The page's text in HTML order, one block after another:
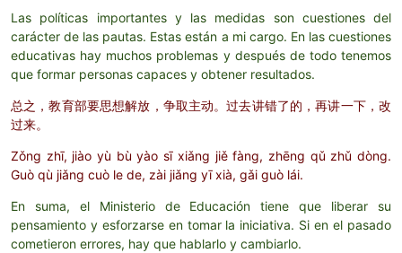
Las políticas importantes y las medidas son cuestiones del
carácter de las pautas. Estas están a mi cargo. En las cuestiones
educativas hay muchos problemas y después de todo tenemos
que formar personas capaces y obtener resultados.
总之，教育部要思想解放，争取主动。过去讲错了的，再讲一下，改
过来。
Zǒng zhī, jiào yù bù yào sī xiǎng jiě fàng, zhēng qǔ zhǔ dòng.
Guò qù jiǎng cuò le de, zài jiǎng yī xià, gǎi guò lái.
En suma, el Ministerio de Educación tiene que liberar su
pensamiento y esforzarse en tomar la iniciativa. Si en el pasado
cometieron errores, hay que hablarlo y cambiarlo.